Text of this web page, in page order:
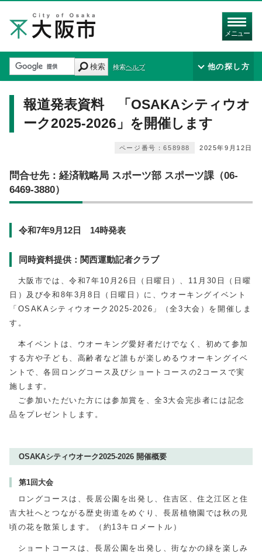
メニュー
検索 検索ヘルプ 他の探し方
報道発表資料 「OSAKAシティウオ
ーク2025-2026」を開催します
2025年9月12日
ページ番号：658988
問合せ先：経済戦略局 スポーツ部 スポーツ課（06-
6469-3880）
令和7年9月12日 14時発表
同時資料提供：関西運動記者クラブ
大阪市では、令和7年10月26日（日曜日）、11月30日（日曜
日）及び令和8年3月8日（日曜日）に、ウオーキングイベント
「OSAKAシティウオーク2025-2026」（全3大会）を開催しま
す。
本イベントは、ウオーキング愛好者だけでなく、初めて参加
する方や子ども、高齢者など誰もが楽しめるウオーキングイベ
ントで、各回ロングコース及びショートコースの2コースで実
施します。
ご参加いただいた方には参加賞を、全3大会完歩者には記念
品をプレゼントします。
OSAKAシティウオーク2025-2026 開催概要
第1回大会
ロングコースは、長居公園を出発し、住吉区、住之江区と住
吉大社へとつながる歴史街道をめぐり、長居植物園では秋の見
頃の花を散策します。（約13キロメートル）
ショートコースは、長居公園を出発し、街なかの緑を楽しみ